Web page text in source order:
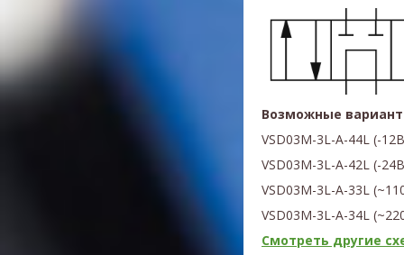
Возможные
VSD03M-3L-A-44L (-
VSD03M-3L-A-42L (-
VSD03M-3L-A-33L (
VSD03M-3L-A-34L
Смотреть другие